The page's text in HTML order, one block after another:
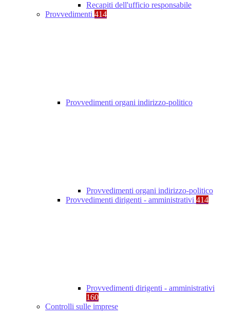
Recapiti dell'ufficio responsabile
Provvedimenti 414
Provvedimenti organi indirizzo-politico
Provvedimenti organi indirizzo-politico
Provvedimenti dirigenti - amministrativi 414
Provvedimenti dirigenti - amministrativi
160
Controlli sulle imprese